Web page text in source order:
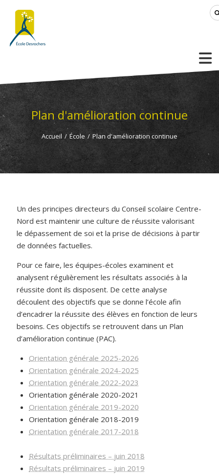
Plan d'amélioration continue
Accueil / École / Plan d'amélioration continue
Un des principes directeurs du Conseil scolaire Centre-
Nord est maintenir une culture de réussite valorisant
le dépassement de soi et la prise de décisions à partir
de données factuelles.
Pour ce faire, les équipes-écoles examinent et
analysent régulièrement les résultats associés à la
réussite dont ils disposent. De cette analyse
découlent des objectifs que se donne l’école afin
d’encadrer la réussite des élèves en fonction de leurs
besoins. Ces objectifs se retrouvent dans un Plan
d’amélioration continue (PAC).
Orientation générale 2025-2026
Orientation générale 2024-2025
Orientation générale 2022-2023
Orientation générale 2020-2021
Orientation générale 2019-2020
Orientation générale 2018-2019
Orientation générale 2017-2018
Résultats préliminaires – juin 2018
Résultats préliminaires – juin 2019